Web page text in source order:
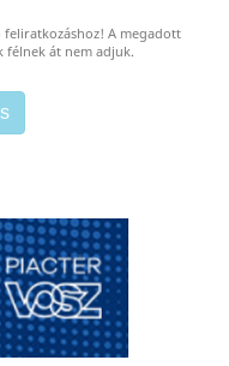
A megadott
félnek át nem adjuk.